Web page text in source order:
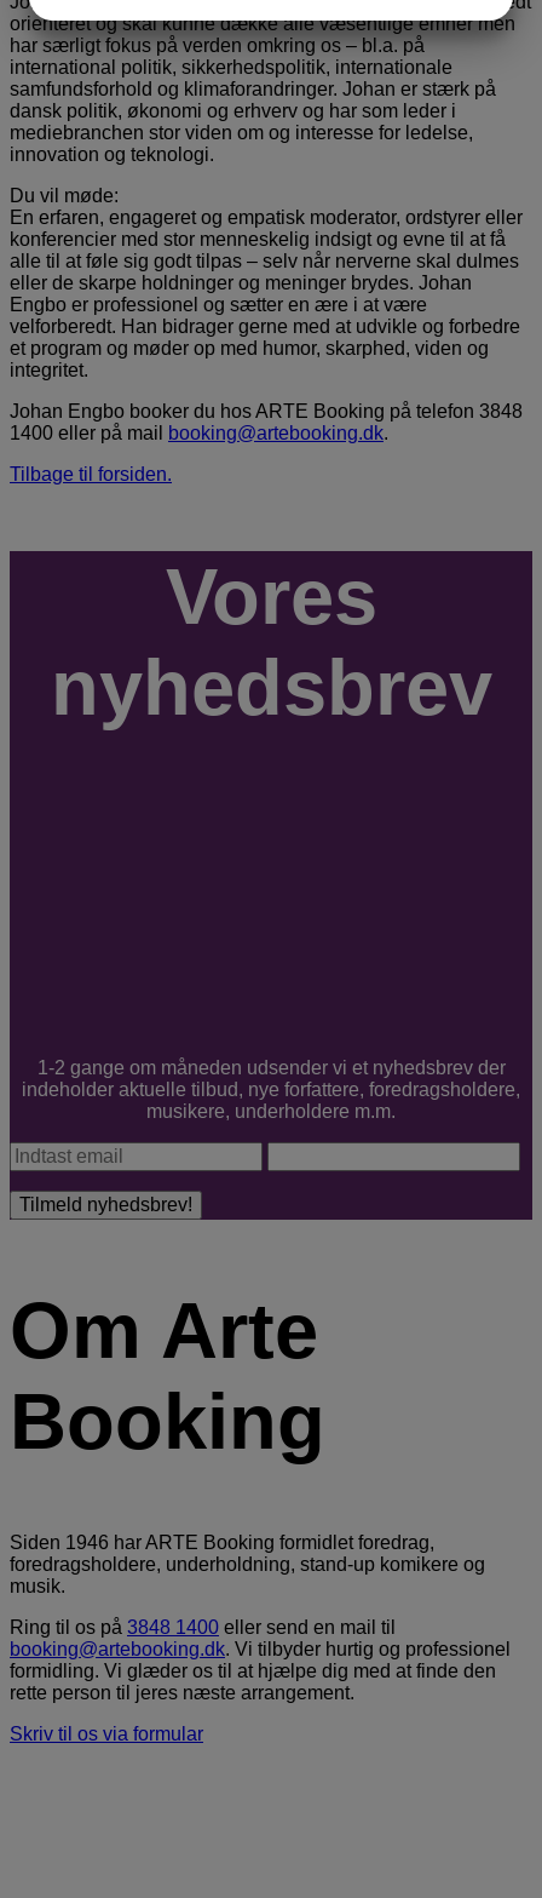
orienteret og skal kunne dække alle væsentlige emner men
har særligt fokus på verden omkring os – bl.a. på
international politik, sikkerhedspolitik, internationale
samfundsforhold og klimaforandringer. Johan er stærk på
dansk politik, økonomi og erhverv og har som leder i
mediebranchen stor viden om og interesse for ledelse,
innovation og teknologi.
Du vil møde:
En erfaren, engageret og empatisk moderator, ordstyrer eller
konferencier med stor menneskelig indsigt og evne til at få
alle til at føle sig godt tilpas – selv når nerverne skal dulmes
eller de skarpe holdninger og meninger brydes. Johan
Engbo er professionel og sætter en ære i at være
velforberedt. Han bidrager gerne med at udvikle og forbedre
et program og møder op med humor, skarphed, viden og
integritet.
Johan Engbo booker du hos ARTE Booking på telefon 3848
1400 eller på mail
booking@artebooking.dk.
Tilbage til forsiden.
Vores
nyhedsbrev
1-2 gange om måneden udsender vi et nyhedsbrev der
indeholder aktuelle tilbud, nye forfattere, foredragsholdere,
musikere, underholdere m.m.
Om Arte
Booking
Siden 1946 har ARTE Booking formidlet foredrag,
foredragsholdere, underholdning, stand-up komikere og
musik.
Ring til os på 3848 1400 eller send en mail til
booking@artebooking.dk. Vi tilbyder hurtig og professionel
formidling. Vi glæder os til at hjælpe dig med at finde den
rette person til jeres næste arrangement.
Skriv til os via formular
MARKETING STATISTIK